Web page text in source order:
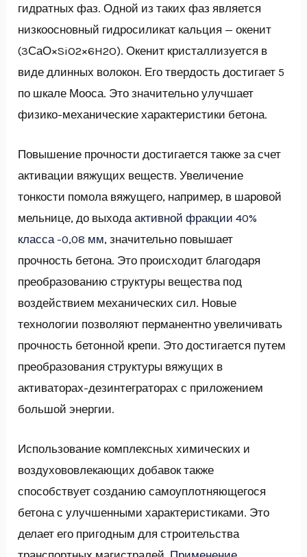
гидратных фаз. Одной из таких фаз является
низкоосновный гидросиликат кальция — окенит
(3СаО×SiO2×6H2O). Окенит кристаллизуется в
виде длинных волокон. Его твердость достигает 5
по шкале Мооса. Это значительно улучшает
физико-механические характеристики бетона.
Повышение прочности достигается также за счет
активации вяжущих веществ. Увеличение
тонкости помола вяжущего, например, в шаровой
мельнице, до выходаактивной фракции 40%
класса -0,08 мм, значительно повышает
прочность бетона. Это происходит благодаря
преобразованию структуры вещества под
воздействием механических сил. Новые
технологии позволяют перманентно увеличивать
прочность бетонной крепи. Это достигается путем
преобразования структуры вяжущих в
активаторах-дезинтеграторах с приложением
большой энергии.
Использование комплексных химических и
воздухововлекающих добавок также
способствует созданию самоуплотняющегося
бетона с улучшенными характеристиками. Это
делает его пригодным для строительства